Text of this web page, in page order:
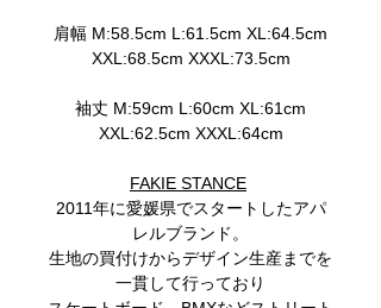
肩幅 M:58.5cm L:61.5cm XL:64.5cm
XXL:68.5cm XXXL:73.5cm
袖丈 M:59cm L:60cm XL:61cm
XXL:62.5cm XXXL:64cm
FAKIE STANCE
2011年に愛媛県でスタートしたアパ
レルブランド。
生地の買付けからデザイン生産までを
一貫して行っており